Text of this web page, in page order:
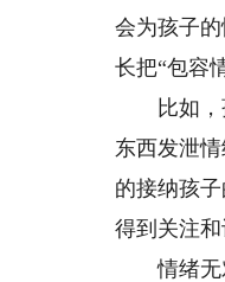
会为孩子
长把“包容
比如，孩
东西发泄
的接纳孩
得到关注和
情绪无对